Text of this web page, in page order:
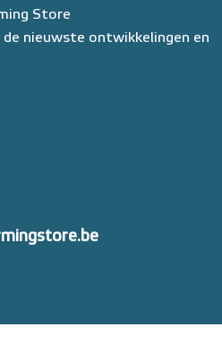
Store
nieuwste ontwikkelingen en